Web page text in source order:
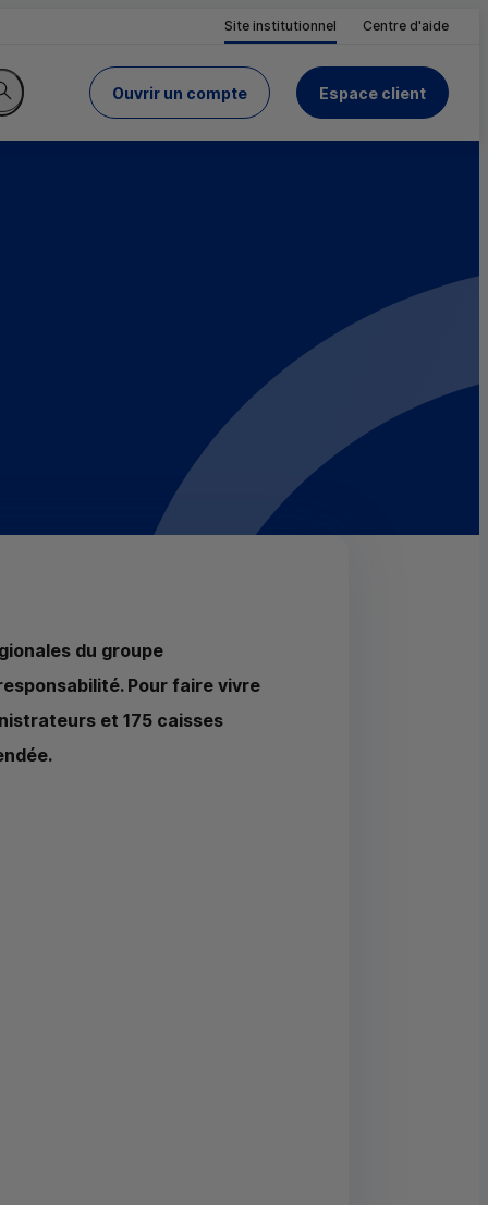
Site institutionnel Centre d'aide
Rechercher sur le site
Ouvrir un compte
du Crédit Mutuel Espace client
du groupe
Pour faire vivre
et 175 caisses